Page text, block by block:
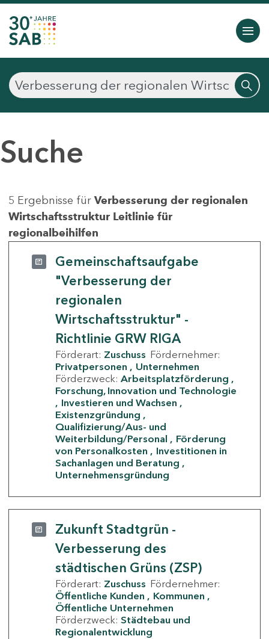
Suche
5 Ergebnisse für Verbesserung der regionalen
Wirtschaftsstruktur Leitlinie für
regionalbeihilfen
Gemeinschaftsaufgabe
"Verbesserung der
regionalen
Wirtschaftsstruktur" -
Richtlinie GRW RIGA
Förderart: Zuschuss Fördernehmer:
Privatpersonen
Unternehmen
Förderzweck: Arbeitsplatzförderung
Forschung, Innovation und Technologie
Investieren und Wachsen
Existenzgründung
Qualifizierung/Aus- und
Weiterbildung/Personal
Förderung
von Personalkosten
Investitionen in
Sachanlagen und Beratung
Unternehmensgründung
Zukunft Stadtgrün -
Verbesserung des
städtischen Grüns (ZSP)
Förderart: Zuschuss Fördernehmer:
Öffentliche Kunden
Kommunen
Öffentliche Unternehmen
Förderzweck: Städtebau und
Regionalentwicklung